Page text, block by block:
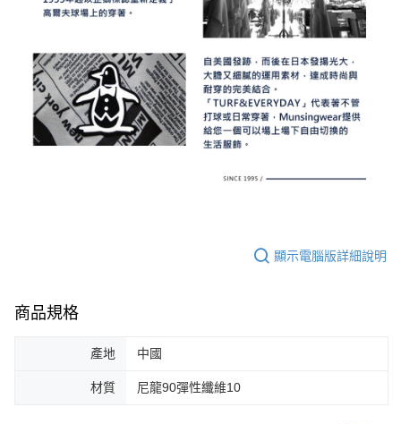
顯示電腦版詳細說明
商品規格
產地 中國
材質 尼龍90彈性纖維10